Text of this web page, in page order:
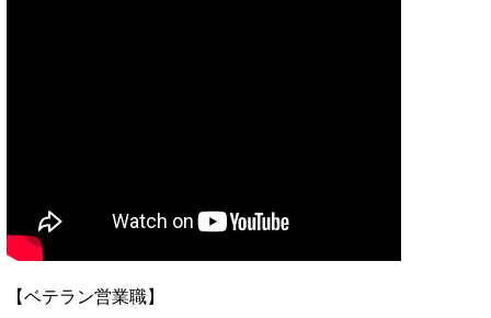
【ベテラン営業職】